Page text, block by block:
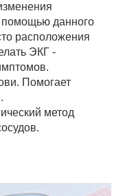
данного
расположения
ЭКГ -
Помогает
метод